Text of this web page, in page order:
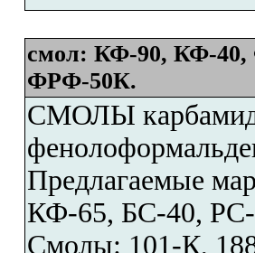
смол: КФ-90, КФ-
ФРФ-50К.
СМОЛЫ
Предлагаемые
КФ-65, БС-40,
Смолы: 101-К,